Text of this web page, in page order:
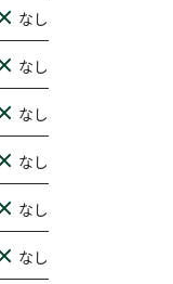
なし
なし
なし
なし
なし
なし